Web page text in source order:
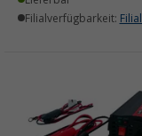
Filialverfügbarkeit: